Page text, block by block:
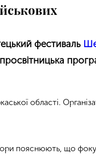
фестиваль
області.
пояснюють, що